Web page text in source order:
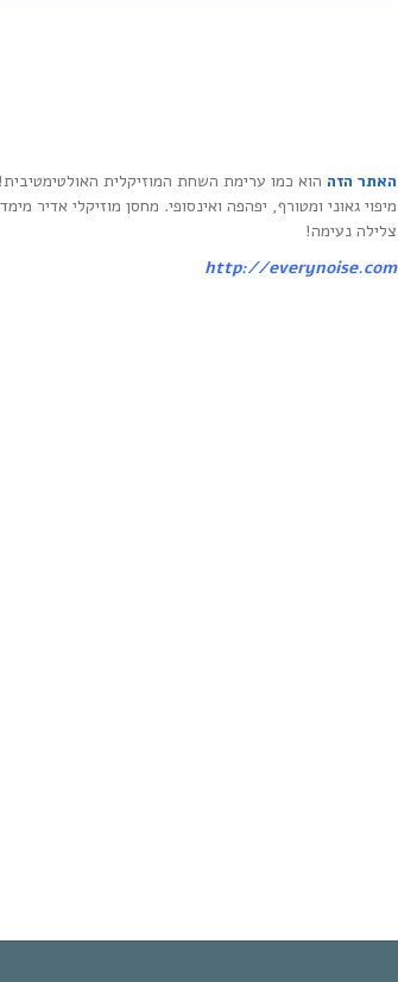
האתר הזה הוא כמו ערימת השחת המוזיקלית
מיפוי גאוני ומטורף, יפהפה ואינסופי. מחסן מוזיקלי אדיר
צלילה נעימה!
http://everynoise.com